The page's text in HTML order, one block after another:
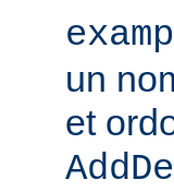
un
et